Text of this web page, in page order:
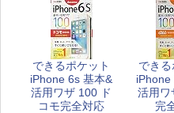
できるポケット
iPhone 6s 基本&
活用ワザ 100 ド
コモ完全対応
できる
iPhone
活用ワ
完